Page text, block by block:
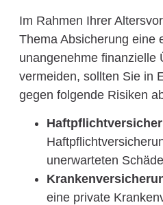
Im Rahmen Ihrer
Thema Absicherung eine
unangenehme finanzielle
vermeiden, sollten Sie in
gegen folgende Risiken
unerwarteten
eine private